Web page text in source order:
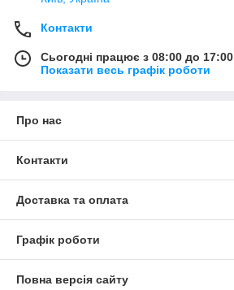
Контакти
Сьогодні працює з 08:00 до 17:00
Показати весь графік роботи
Про нас
Контакти
Доставка та оплата
Графік роботи
Повна версія сайту